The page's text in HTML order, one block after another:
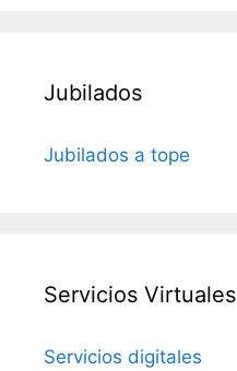
Jubilados
Jubilados a tope
Servicios Virtuales
Servicios digitales